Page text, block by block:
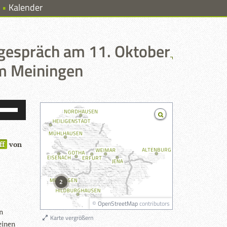
Kalender
am 11. Oktober
Meiningen
Runter
von
2
© OpenStreetMapcontributors
Karte vergrößern